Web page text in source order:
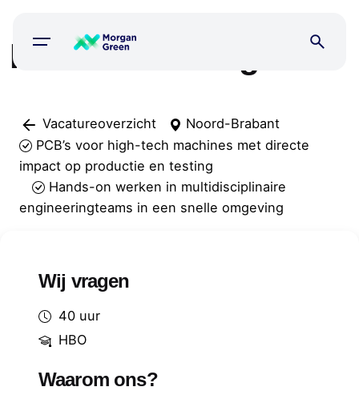
Interim PCB Engineer
Vacatureoverzicht
Noord-Brabant
PCB’s voor high-tech machines met directe
impact op productie en testing
Hands-on werken in multidisciplinaire
engineeringteams in een snelle omgeving
Wij vragen
40 uur
HBO
Waarom ons?